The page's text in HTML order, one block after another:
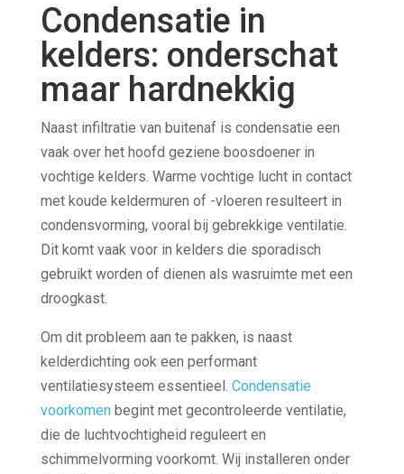
Condensatie in
kelders: onderschat
maar hardnekkig
Naast infiltratie van buitenaf is condensatie een
vaak over het hoofd geziene boosdoener in
vochtige kelders. Warme vochtige lucht in contact
met koude keldermuren of -vloeren resulteert in
condensvorming, vooral bij gebrekkige ventilatie.
Dit komt vaak voor in kelders die sporadisch
gebruikt worden of dienen als wasruimte met een
droogkast.
Om dit probleem aan te pakken, is naast
kelderdichting ook een performant
ventilatiesysteem essentieel. Condensatie
voorkomenbegint met gecontroleerde ventilatie,
die de luchtvochtigheid reguleert en
schimmelvorming voorkomt. Wij installeren onder